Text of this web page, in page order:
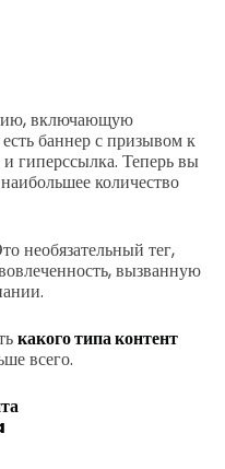
включающую
баннер с призывом к
гиперссылка. Теперь вы
количество
необязательный тег,
вызванную
какого типа контент
всего.